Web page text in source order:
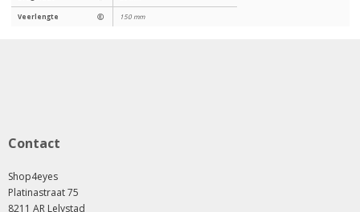
Veerlengte Ⓔ 150 mm
Contact
Shop4eyes
Platinastraat 75
8211 AR Lelystad